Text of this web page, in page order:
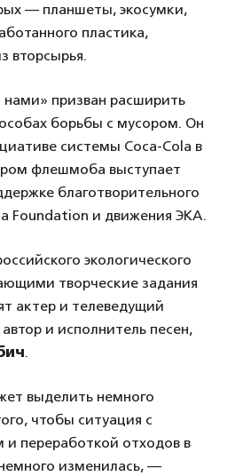
— планшеты, экосумки,
пластика,
вторсырья.
нами» призван расширить
борьбы с мусором. Он
системы Coca-Cola в
флешмоба выступает
благотворительного
Foundation и движения ЭКА.
экологического
творческие задания
актер и телеведущий
автор и исполнитель песен,
.
выделить немного
чтобы ситуация с
переработкой отходов в
изменилась, —